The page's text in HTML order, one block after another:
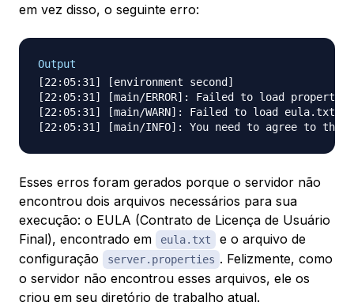
em vez disso, o seguinte erro:
Output
[22:05:31] [environment second]
[22:05:31] [main/ERROR]: Failed to load
[22:05:31] [main/WARN]: Failed to load eula.txt
Esses erros foram gerados porque o servidor não
encontrou dois arquivos necessários para sua
execução: o EULA (Contrato de Licença de Usuário
Final), encontrado em
eula.txt
e o arquivo de
configuração
server.properties . Felizmente, como
o servidor não encontrou esses arquivos, ele os
criou em seu diretório de trabalho atual.